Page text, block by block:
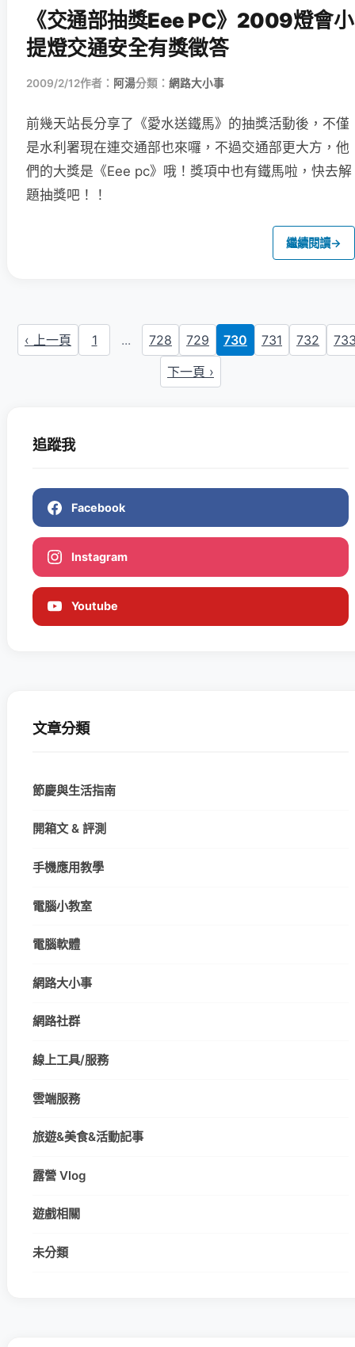
《交通部抽獎Eee PC》2009燈會小
提燈交通安全有獎徵答
2009/2/12作者： 阿湯分類： 網路大小事
前幾天站長分享了《愛水送鐵馬》的抽獎活動後，不僅
是水利署現在連交通部也來囉，不過交通部更大方，他
們的大獎是《Eee pc》哦！獎項中也有鐵馬啦，快去解
題抽獎吧！！
繼續閱讀→
‹ 上一頁 1 ... 728 729 730 731 732
下一頁 ›
追蹤我
Facebook
Instagram
Youtube
文章分類
節慶與生活指南
開箱文 & 評測
手機應用教學
電腦小教室
電腦軟體
網路大小事
網路社群
線上工具/服務
雲端服務
旅遊&美食&活動記事
露營 Vlog
遊戲相關
未分類